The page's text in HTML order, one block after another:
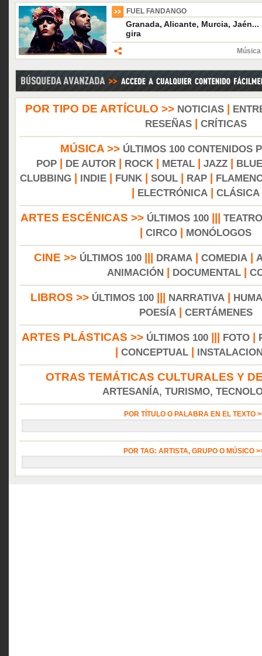
FUEL FANDANGO
Granada, Alicante, Murcia,
gira
POR TIPO DE ARTÍCULO >> NOTICIAS|
RESEÑAS| CRÍTICAS
MÚSICA >> ÚLTIMOS 100 CONTENIDOS
POP
DE AUTOR ROCK METAL JAZZ
CLUBBING
INDIE FUNK SOUL RAP
ELECTRÓNICA CLÁSICA
ARTES ESCÉNICAS >> ÚLTIMOS 100||| TEATRO
CIRCO MONÓLOGOS
CINE >> ÚLTIMOS 100 DRAMA COMEDIA
ANIMACIÓN
DOCUMENTAL|
LIBROS >> ÚLTIMOS 100 NARRATIVA
POESÍA| CERTÁMENES
ARTES PLÁSTICAS >> ÚLTIMOS 100 FOTO
CONCEPTUAL
OTRAS TEMÁTICAS CULTURALES Y
ARTESANÍA, TURISMO,
POR TÍTULO O PALABRA EN EL TEXTO
POR TAG: ARTISTA, GRUPO O MÚSICO